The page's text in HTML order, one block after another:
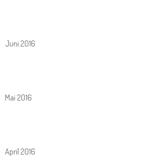
Juni 2016
Mai 2016
April 2016